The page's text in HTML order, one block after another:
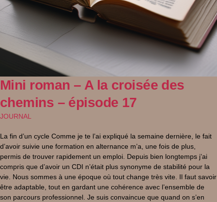
Mini roman – A la croisée des
chemins – épisode 17
JOURNAL
La fin d’un cycle Comme je te l’ai expliqué la semaine dernière, le fait
d’avoir suivie une formation en alternance m’a, une fois de plus,
permis de trouver rapidement un emploi. Depuis bien longtemps j’ai
compris que d’avoir un CDI n’était plus synonyme de stabilité pour la
vie. Nous sommes à une époque où tout change très vite. Il faut savoir
être adaptable, tout en gardant une cohérence avec l’ensemble de
son parcours professionnel. Je suis convaincue que quand on s’en